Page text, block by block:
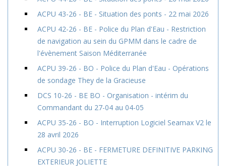
ACPU 43-26 - BE - Situation des ponts - 22 mai 2026
ACPU 42-26 - BE - Police du Plan d'Eau - Restriction
de navigation au sein du GPMM dans le cadre de
l'évènement Saison Méditerranée
ACPU 39-26 - BO - Police du Plan d'Eau - Opérations
de sondage They de la Gracieuse
DCS 10-26 - BE BO - Organisation - intérim du
Commandant du 27-04 au 04-05
ACPU 35-26 - BO - Interruption Logiciel Seamax V2 le
28 avril 2026
ACPU 30-26 - BE - FERMETURE DEFINITIVE PARKING
EXTERIEUR JOLIETTE